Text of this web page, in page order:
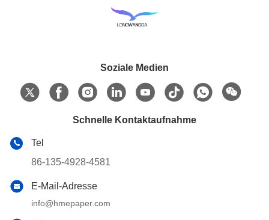
Soziale Medien
Schnelle Kontaktaufnahme
Tel
86-135-4928-4581
E-Mail-Adresse
info@hmepaper.com